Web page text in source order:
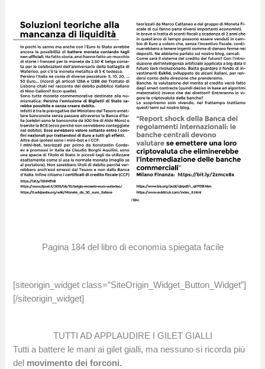
Pagina 184 del libro di economia spiegata facile
[siteorigin_widget class=”SiteOrigin_Widget_Button_Widget”]
[/siteorigin_widget]
TUTTI AD APPLAUDIRE I GILET GIALLI
Tutti a battere le mani ai gilet gialli, ma nessuno si ricorda più
del movimento dei forconi.